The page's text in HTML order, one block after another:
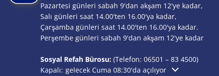
Pazartesi günleri sabah 9'dan akşam 12'ye kadar,
Salı günleri saat 14.00'ten 16.00'ya kadar,
Çarşamba günleri saat 14.00'ten 16.00'ya kadar.
Perşembe günleri sabah 9'dan akşam 12'ye kadar
Sosyal Refah Bürosu: (Telefon: 06501 – 83 4500)
Ek açılış veya kapanış saatlerini gizlemek için tıklayın
Kapalı: gelecek Cuma 08:30'da açılıyor